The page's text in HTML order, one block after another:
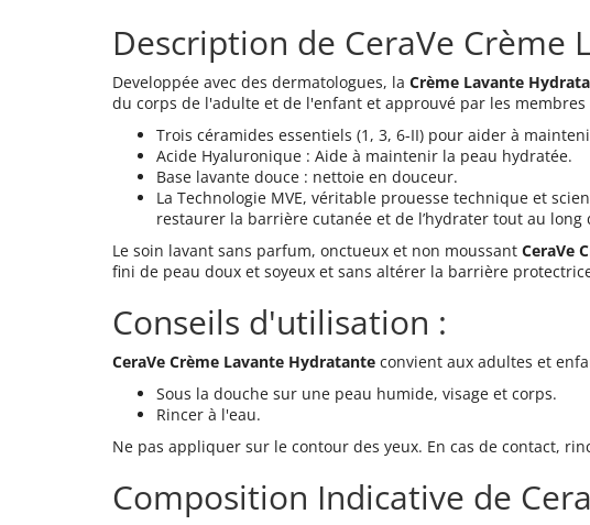
Description de CeraVe Crème
Developpée avec des dermatologues, la Crème Lavante
du corps de l'adulte et de l'enfant et approuvé par les membres
Trois céramides essentiels (1, 3, 6-II) pour aider à
Acide Hyaluronique : Aide à maintenir la peau hydratée.
Base lavante douce : nettoie en douceur.
La Technologie MVE, véritable prouesse technique et
restaurer la barrière cutanée et de l’hydrater tout au
Le soin lavant sans parfum, onctueux et non moussant CeraVe
fini de peau doux et soyeux et sans altérer la barrière
Conseils d'utilisation :
CeraVe Crème Lavante Hydratante convient aux adultes et
Sous la douche sur une peau humide, visage et corps.
Rincer à l'eau.
Ne pas appliquer sur le contour des yeux. En cas de contact,
Composition Indicative de